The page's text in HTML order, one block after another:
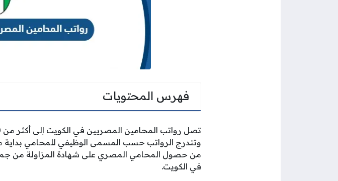
فهرس المحتويات
وتتدرج الرواتب حسب المسمى الوظيفي للمحامي بداية من
من حصول المحامي المصري على شهادة المزاولة من
في الكويت.